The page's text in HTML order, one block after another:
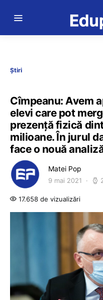
Știri
Cîmpeanu: Avem
elevi care pot
prezență fizică
milioane. În jurul
face o nouă
Matei Pop
9 mai 2021
17.658 de vizualizări